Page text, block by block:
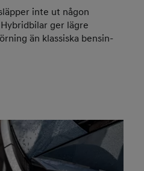
inte ut någon
ger lägre
än klassiska bensin-